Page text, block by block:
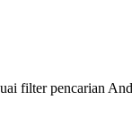
filter pencarian